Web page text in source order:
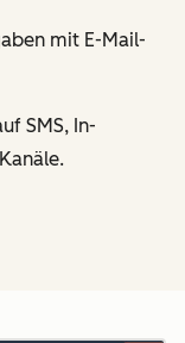
mit E-Mail-
SMS, In-